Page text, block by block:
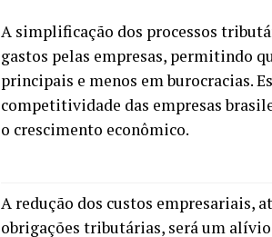
A simplificação dos processos
gastos pelas empresas, permitindo
principais e menos em burocracias.
competitividade das empresas
o crescimento econômico.
A redução dos custos empresariais,
obrigações tributárias, será um